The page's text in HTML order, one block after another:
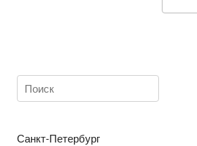
Санкт-Петербург